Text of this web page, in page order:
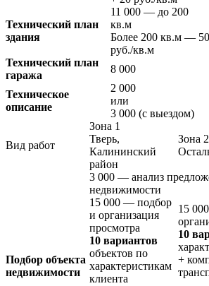
Технический план
здания
11 000 — до 200
кв.м
Более 200 кв.м — 50
руб./кв.м
Технический план
гаража
8 000
Техническое
описание
2 000
или
3 000 (с выездом)
Вид работ
Зона 1
Тверь,
Калининский
район
Зона 2
Подбор объекта
недвижимости
3 000 — анализ
недвижимости
15 000 — подбор
и организация
просмотра
10 вариантов
объектов по
характеристикам
клиента
15 000
10
+